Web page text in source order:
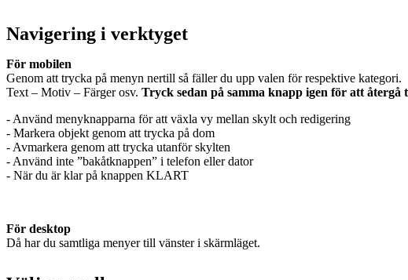
Navigering i verktyget
För mobilen
Genom att trycka på menyn nertill så fäller du upp valen för respektive kategori.
Text – Motiv – Färger osv. Tryck sedan på samma knapp igen för att återgå
- Använd menyknapparna för att växla vy mellan skylt och redigering
- Markera objekt genom att trycka på dom
- Avmarkera genom att trycka utanför skylten
- Använd inte ”bakåtknappen” i telefon eller dator
- När du är klar på knappen KLART
För desktop
Då har du samtliga menyer till vänster i skärmläget.